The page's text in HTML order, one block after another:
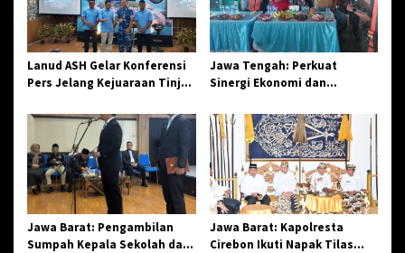
o
s
Lanud ASH Gelar Konferensi
Pers Jelang Kejuaraan Tinju
2026
Jawa Tengah: Perkuat
Sinergi Ekonomi dan
Jangkar Gelar Halal Bi Halal
di Losari
Jawa Barat: Pengambilan
Sumpah Kepala Sekolah dan
Jawa Barat: Kapolresta
Cirebon Ikuti Napak Tilas